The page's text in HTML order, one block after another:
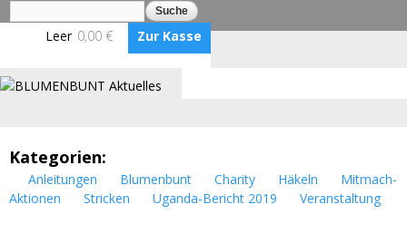
Direkt
zum
Suchformular
Leer 0,00 € Zur Kasse
Kategorien:
Anleitungen Blumenbunt Charity Häkeln
Mitmach-
Aktionen
Stricken Uganda-Bericht 2019 Veranstaltung